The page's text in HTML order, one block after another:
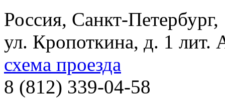
Россия, Санкт-Петербург,
ул. Кропоткина, д. 1 лит.
схема проезда
8 (812) 339-04-58